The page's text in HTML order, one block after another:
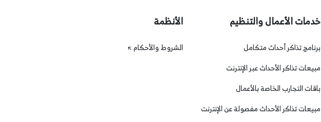
خدمات الأعمال والتنظيم
برنامج تذاكر أحداث متكامل
مبيعات تذاكر الأحداث عبر الإنترنت
باقات التجارب الخاصة بالأعمال
مبيعات تذاكر الأحداث مفصولة عن الإنترنت
الأنظمة
الشروط والأحكام